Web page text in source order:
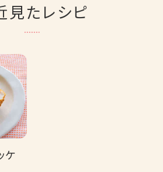
見たレシピ
ケ